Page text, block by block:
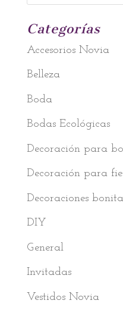
Categorías
Accesorios Novia
Belleza
Boda
Bodas Ecológicas
Decoración para
Decoración para
Decoraciones
DIY
General
Invitadas
Vestidos Novia